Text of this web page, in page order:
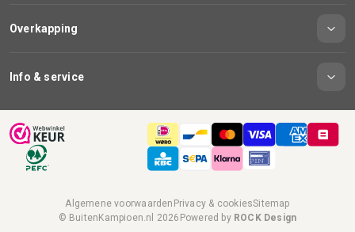
Overkapping
Info & service
Algemene voorwaarden Privacy & cookiesSitemap
© BuitenKampioen.nl 2026 Powered by ROCK Design